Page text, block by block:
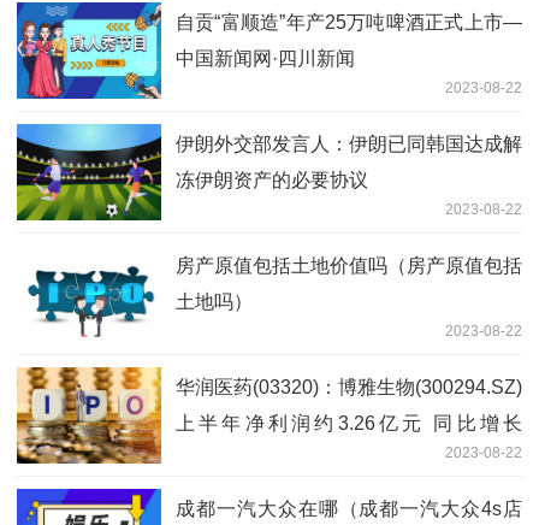
自贡“富顺造”年产25万吨啤酒正式上市—
中国新闻网·四川新闻
2023-08-22
伊朗外交部发言人：伊朗已同韩国达成解
冻伊朗资产的必要协议
2023-08-22
房产原值包括土地价值吗（房产原值包括
土地吗）
2023-08-22
华润医药(03320)：博雅生物(300294.SZ)
上半年净利润约3.26亿元 同比增长
2023-08-22
成都一汽大众在哪（成都一汽大众4s店